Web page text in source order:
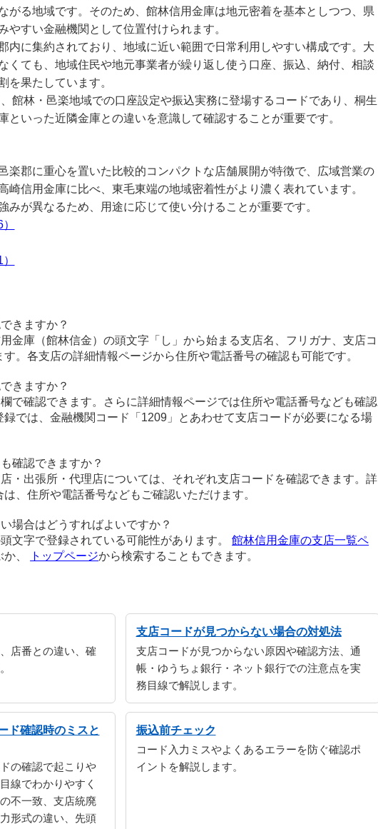
がる地域です。そのため、館林信用金庫は地元密着を基本としつつ、県
やすい金融機関として位置付けられます。
内に集約されており、地域に近い範囲で日常利用しやすい構成です。大
くても、地域住民や地元事業者が繰り返し使う口座、振込、納付、相談
を果たしています。
館林・邑楽地域での口座設定や振込実務に登場するコードであり、桐生
といった近隣金庫との違いを意識して確認することが重要です。
楽郡に重心を置いた比較的コンパクトな店舗展開が特徴で、広域営業の
崎信用金庫に比べ、東毛東端の地域密着性がより濃く表れています。
みが異なるため、用途に応じて使い分けることが重要です。
きますか？
金庫（館林信金）の頭文字「し」から始まる支店名、フリガナ、支店コ
。各支店の詳細情報ページから住所や電話番号の確認も可能です。
きますか？
で確認できます。さらに詳細情報ページでは住所や電話番号なども確認
録では、金融機関コード「1209」とあわせて支店コードが必要になる場
確認できますか？
・出張所・代理店については、それぞれ支店コードを確認できます。詳
、住所や電話番号などもご確認いただけます。
場合はどうすればよいですか？
文字で登録されている可能性があります。館林信用金庫の支店一覧ペ
、 トップページから検索することもできます。
店番との違い、確
支店コードが見つからない場合の対処法
支店コードが見つからない原因や確認方法、通
帳・ゆうちょ銀行・ネット銀行での注意点を実
務目線で解説します。
ド確認時のミスと
の確認で起こりや
線でわかりやすく
不一致、支店統廃
形式の違い、先頭
振込前チェック
コード入力ミスやよくあるエラーを防ぐ確認ポ
イントを解説します。